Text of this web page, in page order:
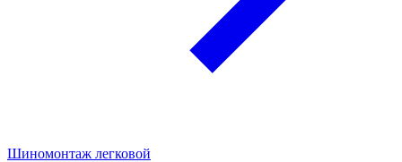
Шиномонтаж легковой